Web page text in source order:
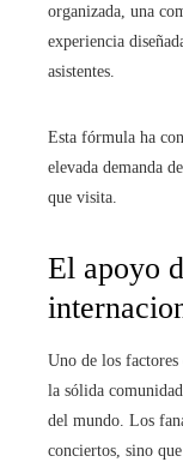
organizada, una
experiencia
asistentes.
Esta fórmula ha
elevada demanda
que visita.
El apoyo
Uno de los
la sólida
del mundo. Los
conciertos, sino